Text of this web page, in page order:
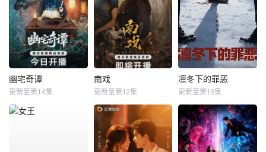
幽宅奇谭
更新至第14集
南戏
更新至第12集
凛冬下的罪恶
更新至第16集